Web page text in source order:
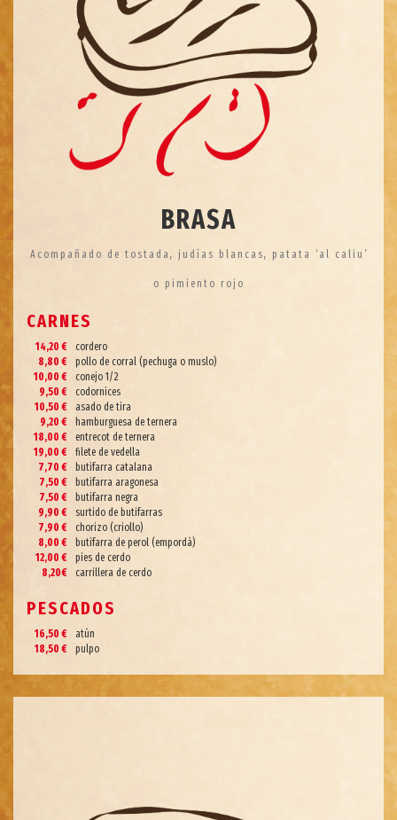
BRASA
Acompañado de tostada, judías blancas, patata ‘al caliu’
o pimiento rojo
CARNES
cordero
14,20 €
pollo de corral (pechuga o muslo)
8,80 €
conejo 1/2
10,00 €
codornices
9,50 €
asado de tira
10,50 €
hamburguesa de ternera
9,20 €
entrecot de ternera
18,00 €
filete de vedella
19,00 €
butifarra catalana
7,70 €
butifarra aragonesa
7,50 €
butifarra negra
7,50 €
surtido de butifarras
9,90 €
chorizo (criollo)
7,90 €
butifarra de perol (empordà)
8,00 €
pies de cerdo
12,00 €
carrillera de cerdo
8,20€
PESCADOS
atún
16,50 €
pulpo
18,50 €